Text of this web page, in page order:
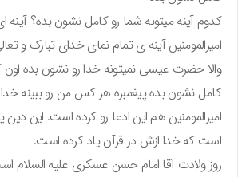
کدوم آینه میتونه شما رو کامل نشون بده؟ آینه
امیرالمومنین آینه ی تمام نمای خدای تبارک و
والا حضرت عیسی نمیتونه خدا رو نشون بده اون
کامل نشون بده پیغمبره هر کس من رو ببینه خدا
امیرالمومنین هم این ادعا رو کرده است. این دین
است که خدا ازش در قرآن یاد کرده است.
روز ولادت آقا امام حسن عسکری علیه السلام